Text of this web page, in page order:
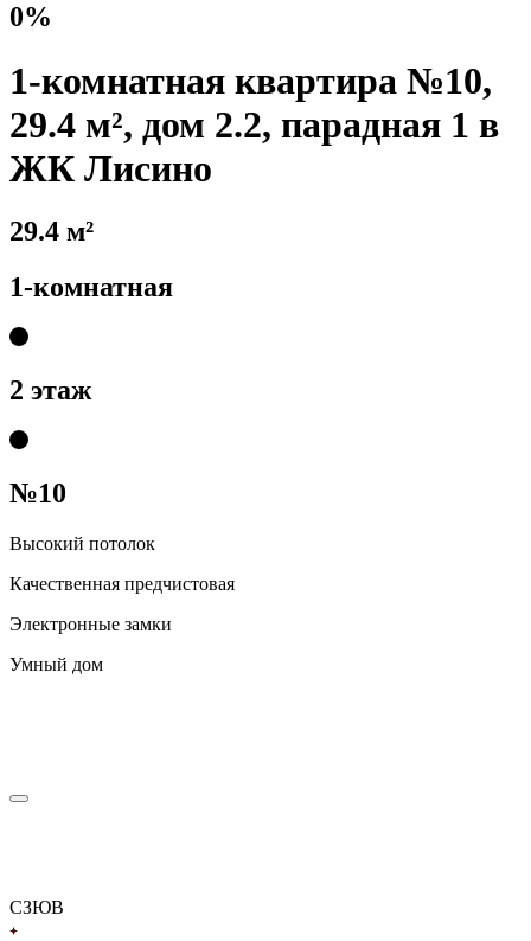
0%
1-комнатная квартира №10,
29.4 м², дом 2.2, парадная 1 в
ЖК Лисино
29.4 м²
1-комнатная
2 этаж
№10
Высокий потолок
Качественная предчистовая
Электронные замки
Умный дом
СЗЮВ